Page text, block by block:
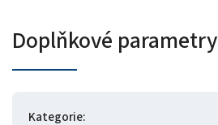
Doplňkové parametry
Kategorie: